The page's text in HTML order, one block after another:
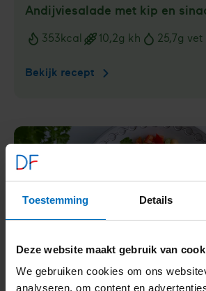
Toestemming Details
Deze website maakt gebruik van
We gebruiken cookies om ons
analyseren, om content en
Andijviesalade met kip en
353kcal 10,2g kh 25,7g vet
Bekijk recept Andijviesalade
sinaasappel